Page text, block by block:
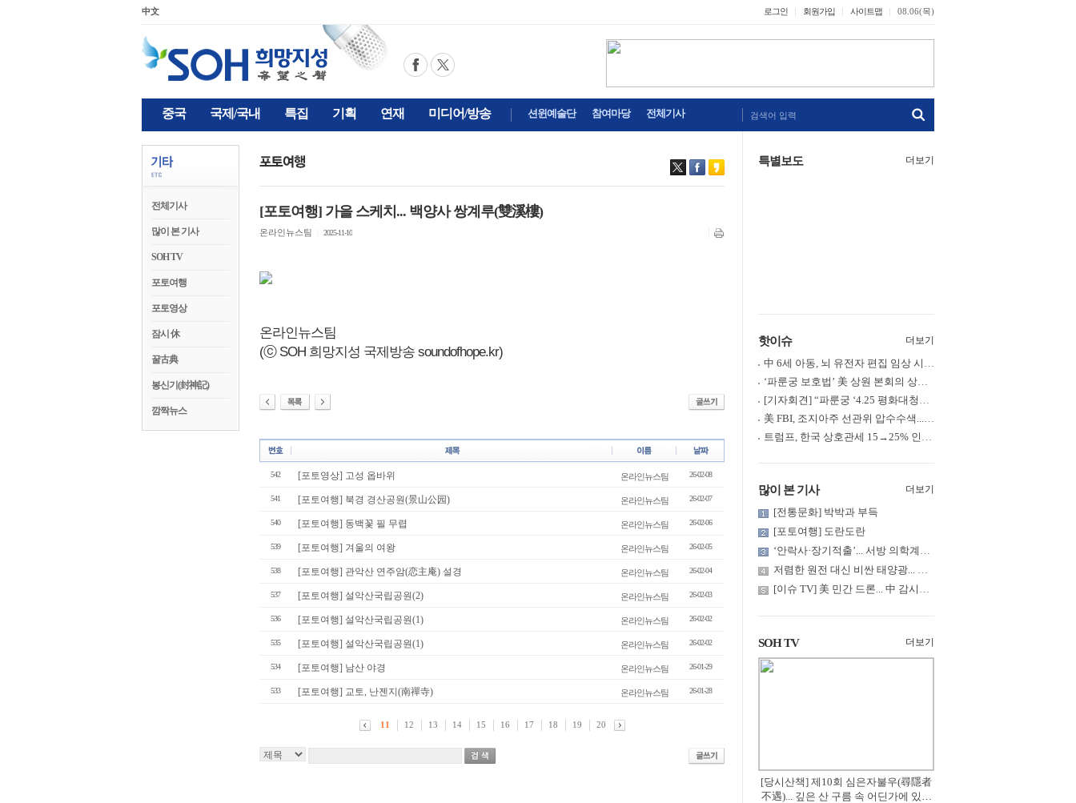
中文 로그인 회원가입 사이트맵 08.06(목)
중국 국제/국내 특집 기획 연재 미디어/방송 션윈예술단 참여마당 전체기사 검색어 입력
전체기사
많이 본 기사
SOH TV
포토여행
포토영상
잠시 休
꿀古典
봉신기(封神記)
깜짝뉴스
[포토여행] 가을 스케치... 백양사 쌍계루(雙溪樓)
온라인뉴스팀 2025-11-10
온라인뉴스팀
(ⓒ SOH 희망지성 국제방송 soundofhope.kr)
542 [포토영상] 고성 옵바위 온라인뉴스팀 26-02-08
541 [포토여행] 북경 경산공원(景山公园) 온라인뉴스팀 26-02-07
540 [포토여행] 동백꽃 필 무렵 온라인뉴스팀 26-02-06
539 [포토여행] 겨울의 여왕 온라인뉴스팀 26-02-05
538 [포토여행] 관악산 연주암(恋主庵) 설경 온라인뉴스팀 26-02-04
537 [포토여행] 설악산국립공원(2) 온라인뉴스팀 26-02-03
536 [포토여행] 설악산국립공원(1) 온라인뉴스팀 26-02-02
535 [포토여행] 설악산국립공원(1) 온라인뉴스팀 26-02-02
534 [포토여행] 남산 야경 온라인뉴스팀 26-01-29
533 [포토여행] 교토, 난젠지(南禪寺) 온라인뉴스팀 26-01-28
11 12 13 14 15 16 17 18 19 20
특별보도 더보기
핫이슈 더보기
中 6세 아동, 뇌 유전자 편집 임상 시험 중 사망... 의료진 1년간 ....
‘파룬궁 보호법’ 美 상원 본회의 상정... 최종 입법 ‘초읽기’
[기자회견] “파룬궁 ‘4.25 평화대청원’ 기념 & 중공의 션윈 공연 .....
美 FBI, 조지아주 선관위 압수수색... 트럼프 “부정선거 증거 확보....
트럼프, 한국 상호관세 15→25% 인상... “韓 국회 무력합의 미비준”....
많이 본 기사 더보기
[전통문화] 박박과 부득
[포토여행] 도란도란
‘안락사·장기적출’... 서방 의학계까지 침투한 ‘공리주의적 생명윤....
저렴한 원전 대신 비싼 태양광... 요금 부담은 누가?
[이슈 TV] 美 민간 드론... 中 감시망 뚫고 군함 근접 촬영
SOH TV 더보기
[당시산책] 제10회 심은자불우(尋隱者
不遇)... 깊은 산 구름 속 어딘가에 있겠